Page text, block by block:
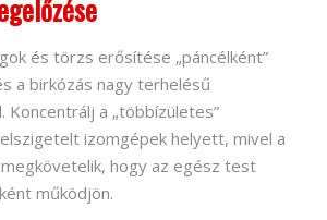
és törzs erősítése „páncélként”
a birkózás nagy terhelésű
Koncentrálj a „többízületes”
izomgépek helyett, mivel a
hogy az egész test
működjön.